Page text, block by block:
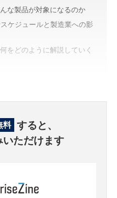
な製品が対象になるのか
ケジュールと製造業への影
をどのように解説していく
料 すると、
ただけます